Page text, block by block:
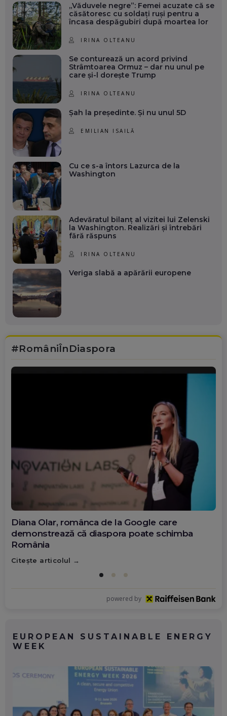
„Văduvele negre”: Femei acuzate că se
căsătoresc cu soldați ruși pentru a
încasa despăgubiri după moartea lor
IRINA OLTEANU
Se conturează un acord privind
Strâmtoarea Ormuz – dar nu unul pe
care și-l dorește Trump
IRINA OLTEANU
Șah la președinte. Și nu unul 5D
EMILIAN ISAILĂ
Cu ce s-a întors Lazurca de la
Washington
Adevăratul bilanț al vizitei lui Zelenski
la Washington. Realizări și întrebări
fără răspuns
IRINA OLTEANU
Veriga slabă a apărării europene
#RomâniÎnDiaspora
Diana Olar, românca de la Google care
demonstrează că diaspora poate schimba
România
Citește articolul
powered by
EUROPEAN SUSTAINABLE ENERGY
WEEK